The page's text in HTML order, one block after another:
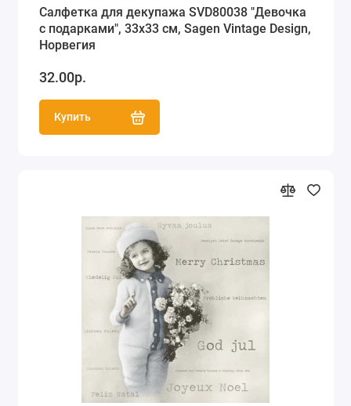
Салфетка для декупажа SVD80038 "Девочка
с подарками", 33х33 см, Sagen Vintage Design,
Норвегия
32.00р.
Купить